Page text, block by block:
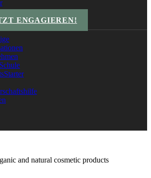
ENGAGIEREN!
and natural cosmetic products